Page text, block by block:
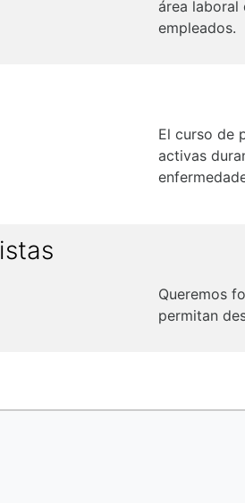
área laboral
empleados.
El curso de
activas
Queremos
permitan